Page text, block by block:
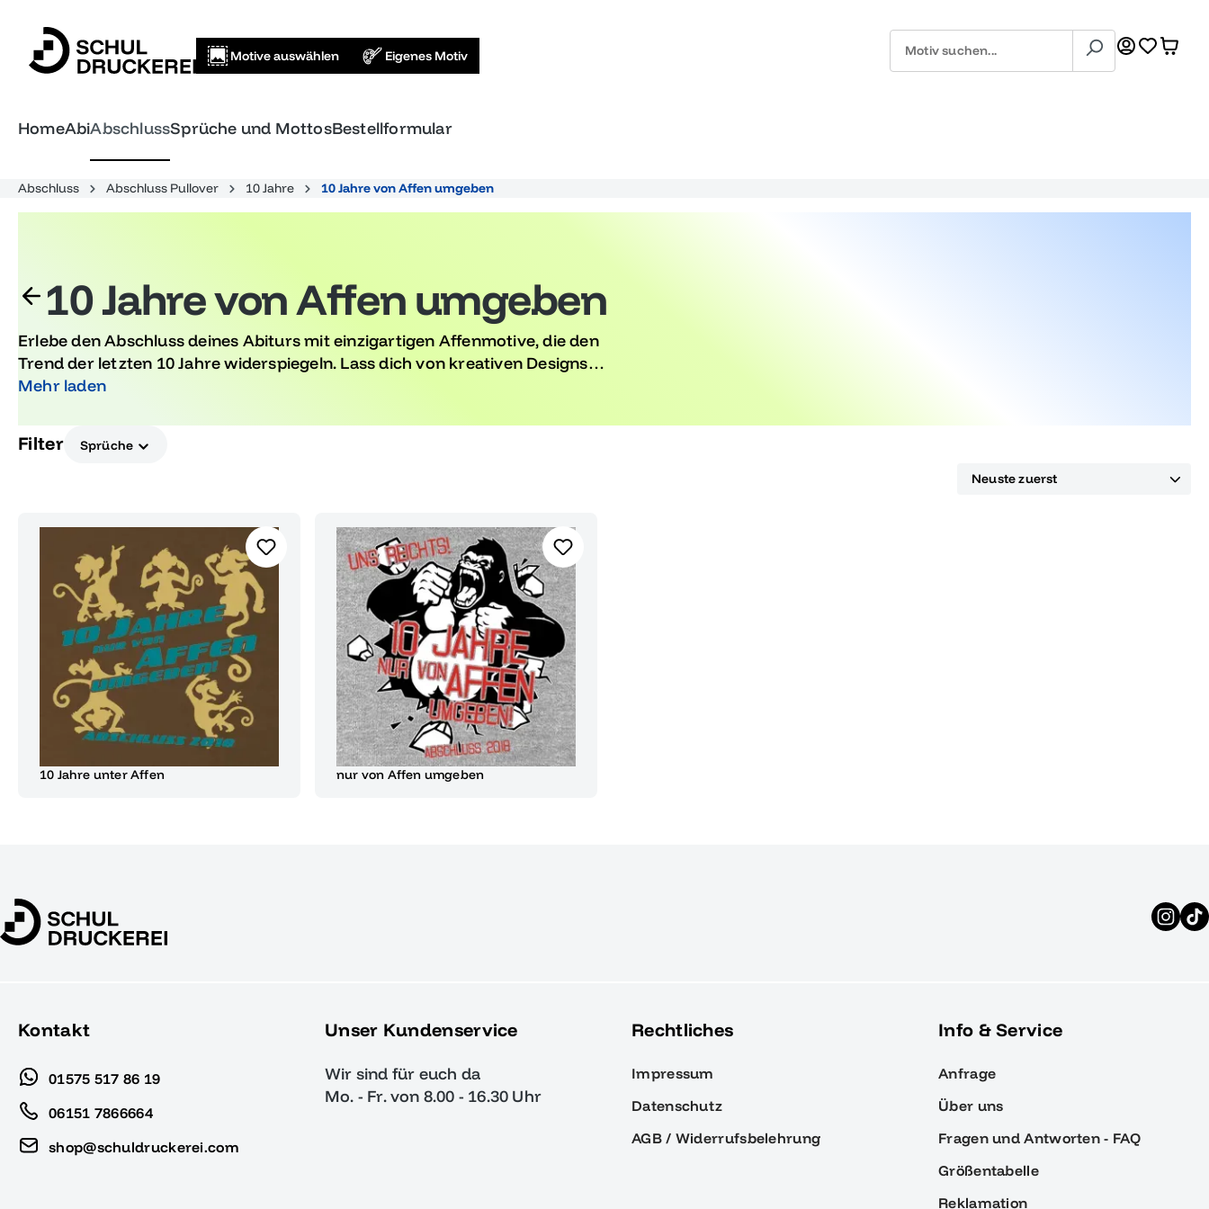
Motive auswählen Eigenes Motiv
HomeAbiAbschlussSprüche und MottosBestellformular
Abschluss Abschluss Pullover 10 Jahre 10 Jahre von Affen umgeben
10 Jahre von Affen umgeben
Erlebe den Abschluss deines Abiturs mit einzigartigen Affenmotive, die den
Trend der letzten 10 Jahre widerspiegeln. Lass dich von kreativen Designs
inspirieren und feiere mit diesen außergewöhnlichen Stilrichtungen. Perfekt
Mehr laden
Filter Sprüche
10 Jahre unter Affen nur von Affen umgeben
Kontakt
01575 517 86 19
06151 7866664
shop@schuldruckerei.com
Unser Kundenservice
Wir sind für euch da
Mo. - Fr. von 8.00 - 16.30 Uhr
Rechtliches
Impressum
Datenschutz
AGB / Widerrufsbelehrung
Info & Service
Anfrage
Über uns
Fragen und Antworten - FAQ
Größentabelle
Reklamation